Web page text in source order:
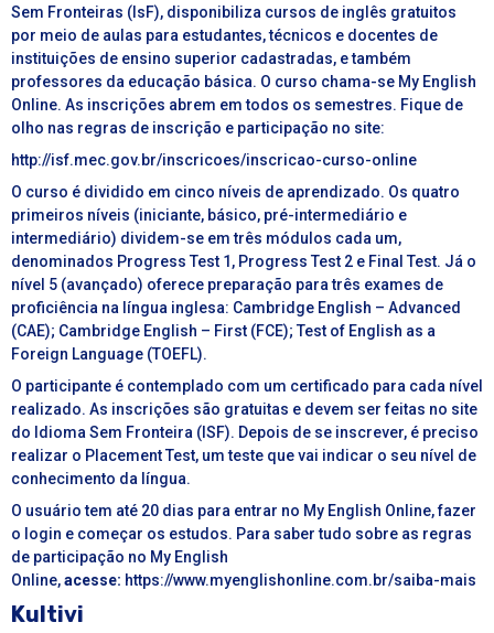
Sem Fronteiras (IsF), disponibiliza cursos de inglês gratuitos
por meio de aulas para estudantes, técnicos e docentes de
instituições de ensino superior cadastradas, e também
professores da educação básica. O curso chama-se My English
Online. As inscrições abrem em todos os semestres. Fique de
olho nas regras de inscrição e participação no site:
http://isf.mec.gov.br/inscricoes/inscricao-curso-online
O curso é dividido em cinco níveis de aprendizado. Os quatro
primeiros níveis (iniciante, básico, pré-intermediário e
intermediário) dividem-se em três módulos cada um,
denominados Progress Test 1, Progress Test 2 e Final Test. Já o
nível 5 (avançado) oferece preparação para três exames de
proficiência na língua inglesa: Cambridge English – Advanced
(CAE); Cambridge English – First (FCE); Test of English as a
Foreign Language (TOEFL).
O participante é contemplado com um certificado para cada nível
realizado. As inscrições são gratuitas e devem ser feitas no site
do Idioma Sem Fronteira (ISF). Depois de se inscrever, é preciso
realizar o Placement Test, um teste que vai indicar o seu nível de
conhecimento da língua.
O usuário tem até 20 dias para entrar no My English Online, fazer
o login e começar os estudos. Para saber tudo sobre as regras
de participação no My English
Online,acesse: https://www.myenglishonline.com.br/saiba-mais
Kultivi